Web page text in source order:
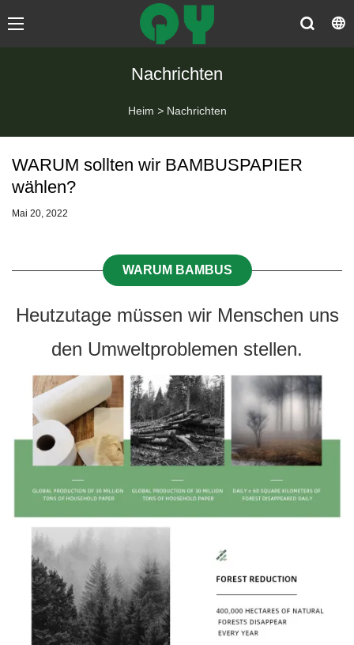
Nachrichten
Heim > Nachrichten
WARUM sollten wir BAMBUSPAPIER
wählen?
Mai 20, 2022
WARUM BAMBUS
Heutzutage müssen wir Menschen uns
den Umweltproblemen stellen.